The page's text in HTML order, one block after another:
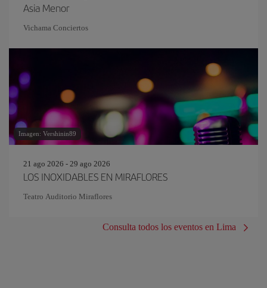
Asia Menor
Vichama Conciertos
Imagen: Vershinin89
21 ago 2026 - 29 ago 2026
LOS INOXIDABLES EN MIRAFLORES
Teatro Auditorio Miraflores
Consulta todos los eventos en Lima